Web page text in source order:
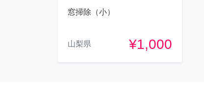
窓掃除（小）
山梨県 ¥1,000